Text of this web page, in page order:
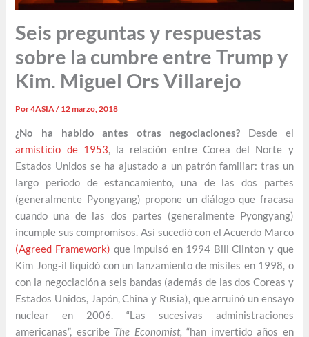
Seis preguntas y respuestas
sobre la cumbre entre Trump y
Kim. Miguel Ors Villarejo
Por4ASIA/ 12 marzo, 2018
¿No ha habido antes otras negociaciones? Desde el
armisticio de 1953, la relación entre Corea del Norte y
Estados Unidos se ha ajustado a un patrón familiar: tras un
largo periodo de estancamiento, una de las dos partes
(generalmente Pyongyang) propone un diálogo que fracasa
cuando una de las dos partes (generalmente Pyongyang)
incumple sus compromisos. Así sucedió con el Acuerdo Marco
(Agreed Framework) que impulsó en 1994 Bill Clinton y que
Kim Jong-il liquidó con un lanzamiento de misiles en 1998, o
con la negociación a seis bandas (además de las dos Coreas y
Estados Unidos, Japón, China y Rusia), que arruinó un ensayo
nuclear en 2006. “Las sucesivas administraciones
americanas”, escribe The Economist, “han invertido años en